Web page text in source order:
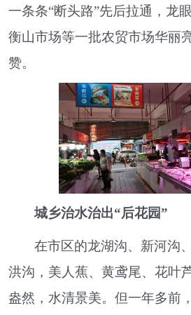
一条条“断头路”先后拉通，龙
衡山市场等一批农贸市场华丽
赞。
城乡治水治出“后花园”
在市区的龙湖沟、新河沟
洪沟，美人蕉、黄鸢尾、花叶
盎然，水清景美。但一年多前